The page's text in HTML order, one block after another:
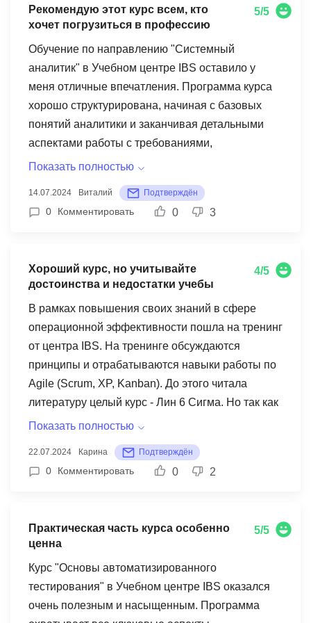
наперед знаешь итог. Но в целом курс хороший,
но программа своих денег не стоит, дороговато
ну прям очень.
Рекомендую этот курс всем, кто
хочет погрузиться в профессию
5/5
Обучение по направлению "Системный
аналитик" в Учебном центре IBS оставило у
меня отличные впечатления. Программа курса
хорошо структурирована, начиная с базовых
понятий аналитики и заканчивая детальными
аспектами работы с требованиями,
моделированием процессов и взаимодействием
что теория постоянно подкрепляется
практическими заданиями, что позволяет сразу
доступно объясняют материал и делятся
реальными кейсами из своей работы. Курс дал
мне уверенность в своих силах и понимание, как
эффективно работать на позиции системного
аналитика. Рекомендую этот курс всем, кто хочет
погрузиться в профессию и получить
необходимые навыки для успешной работы.
Показать полностью
14.07.2024 Виталий Подтверждён
0 Комментировать 0 3
Хороший курс, но учитывайте
достоинства и недостатки учебы
4/5
В рамках повышения своих знаний в сфере
операционной эффективности пошла на тренинг
от центра IBS. На тренинге обсуждаются
принципы и отрабатываются навыки работы по
Agile (Scrum, XP, Kanban). До этого читала
литературу целый курс - Лин 6 Сигма. Но так как
такое сложное обучение нужно закреплять на
тут необходимо пройти хорошее обучение. Хоть
и цена достаточно высокая решила все таки
центре немного ниже. Достоинства обучения:
Можно заниматся с любой точки мира, но лучше
я считаю не пропускать онлайн вебинары,
запись это совершенно другое, там вопрос не
задать, либо будете долго ждать ответа.
Показать полностью
22.07.2024 Карина Подтверждён
0 Комментировать 0 2
Практическая часть курса особенно
ценна
5/5
Курс "Основы автоматизированного
тестирования" в Учебном центре IBS оказался
очень полезным и насыщенным. Программа